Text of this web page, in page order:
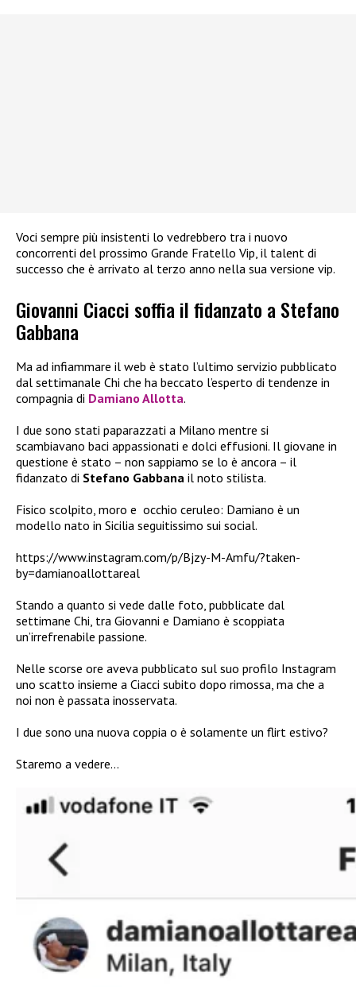
Voci sempre più insistenti lo vedrebbero tra i nuovo
concorrenti del prossimo Grande Fratello Vip, il talent di
successo che è arrivato al terzo anno nella sua versione vip.
Giovanni Ciacci soffia il fidanzato a Stefano
Gabbana
Ma ad infiammare il web è stato l’ultimo servizio pubblicato
dal settimanale Chi che ha beccato l’esperto di tendenze in
compagnia di Damiano Allotta.
I due sono stati paparazzati a Milano mentre si
scambiavano baci appassionati e dolci effusioni. Il giovane in
questione è stato – non sappiamo se lo è ancora – il
fidanzato di Stefano Gabbana il noto stilista.
Fisico scolpito, moro e occhio ceruleo: Damiano è un
modello nato in Sicilia seguitissimo sui social.
https://www.instagram.com/p/Bjzy-M-Amfu/?taken-
by=damianoallottareal
Stando a quanto si vede dalle foto, pubblicate dal
settimane Chi, tra Giovanni e Damiano è scoppiata
un’irrefrenabile passione.
Nelle scorse ore aveva pubblicato sul suo profilo Instagram
uno scatto insieme a Ciacci subito dopo rimossa, ma che a
noi non è passata inosservata.
I due sono una nuova coppia o è solamente un flirt estivo?
Staremo a vedere…